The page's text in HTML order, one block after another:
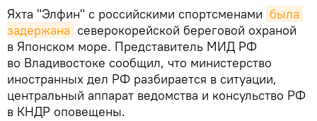
Яхта "Элфин" с российскими спортсменами была
задержана северокорейской береговой охраной
в Японском море. Представитель МИД РФ
во Владивостоке сообщил, что министерство
иностранных дел РФ разбирается в ситуации,
центральный аппарат ведомства и консульство РФ
в КНДР оповещены.